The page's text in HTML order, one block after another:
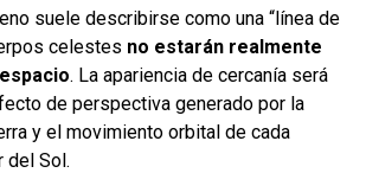
suele describirse como una “línea de
celestes no estarán realmente
. La apariencia de cercanía será
de perspectiva generado por la
y el movimiento orbital de cada
del Sol.